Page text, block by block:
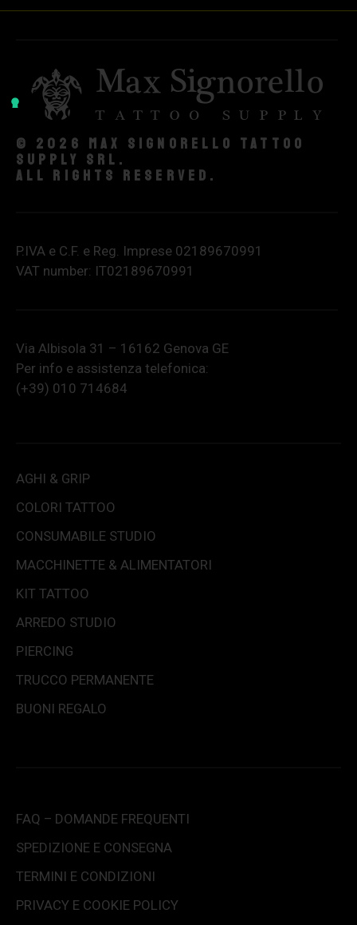
© 2026 Max Signorello Tattoo
supply srl.
All rights reserved.
P.IVA e C.F. e Reg. Imprese 02189670991
VAT number: IT02189670991
Via Albisola 31 – 16162 Genova GE
Per info e assistenza telefonica:
(+39) 010 714684
AGHI & GRIP
COLORI TATTOO
CONSUMABILE STUDIO
MACCHINETTE & ALIMENTATORI
KIT TATTOO
ARREDO STUDIO
PIERCING
TRUCCO PERMANENTE
BUONI REGALO
FAQ – DOMANDE FREQUENTI
SPEDIZIONE E CONSEGNA
TERMINI E CONDIZIONI
PRIVACY E COOKIE POLICY